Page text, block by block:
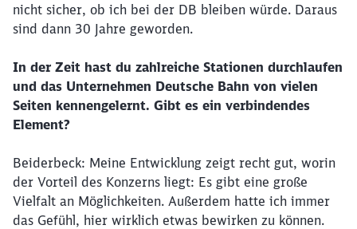
nicht sicher, ob ich bei der DB bleiben würde. Daraus
sind dann 30 Jahre geworden.
In der Zeit hast du zahlreiche Stationen durchlaufen
und das Unternehmen Deutsche Bahn von vielen
Seiten kennengelernt. Gibt es ein verbindendes
Element?
Beiderbeck: Meine Entwicklung zeigt recht gut, worin
der Vorteil des Konzerns liegt: Es gibt eine große
Vielfalt an Möglichkeiten. Außerdem hatte ich immer
das Gefühl, hier wirklich etwas bewirken zu können.